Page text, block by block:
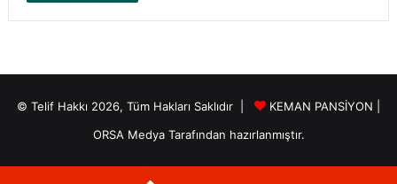
© Telif Hakkı 2026, Tüm Hakları Saklıdır | KEMAN PANSİYON
ORSA MedyaTarafından hazırlanmıştır.